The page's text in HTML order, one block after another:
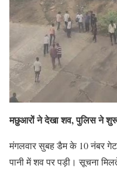
मछुआरों ने देखा शव, पुलिस ने शुरू
मंगलवार सुबह डैम के 10 नंबर
पानी में शव पर पड़ी। सूचना